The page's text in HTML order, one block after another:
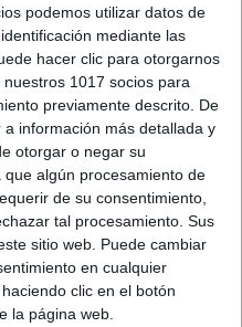
podemos utilizar datos de
mediante las
hacer clic para otorgarnos
1017 socios para
previamente descrito. De
información más detallada y
otorgar o negar su
que algún procesamiento de
de su consentimiento,
tal procesamiento. Sus
sitio web. Puede cambiar
en cualquier
clic en el botón
la página web.